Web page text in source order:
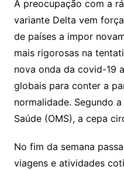
A preocupação com a
variante Delta vem
de países a impor
mais rigorosas na
nova onda da covid-19
globais para conter a
normalidade. Segundo
Saúde (OMS), a cepa
No fim da semana
viagens e atividades